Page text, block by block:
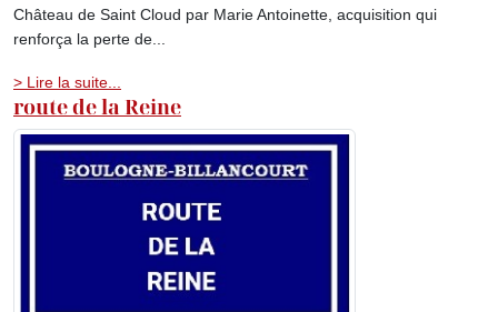
Château de Saint Cloud par Marie Antoinette, acquisition qui
renforça la perte de...
> Lire la suite...
route de la Reine